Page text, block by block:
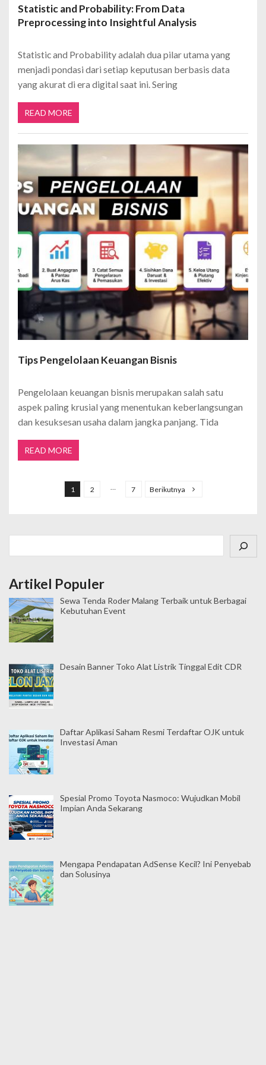
Statistic and Probability: From Data
Preprocessing into Insightful Analysis
Statistic and Probability adalah dua pilar utama yang
menjadi pondasi dari setiap keputusan berbasis data
yang akurat di era digital saat ini. Sering
READ MORE
Tips Pengelolaan Keuangan Bisnis
Pengelolaan keuangan bisnis merupakan salah satu
aspek paling krusial yang menentukan keberlangsungan
dan kesuksesan usaha dalam jangka panjang. Tida
READ MORE
n
a
i
p
o
s
1 2 … 7 Berikutnya
Artikel Populer
Sewa Tenda Roder Malang Terbaik untuk Berbagai
Kebutuhan Event
Desain Banner Toko Alat Listrik Tinggal Edit CDR
Daftar Aplikasi Saham Resmi Terdaftar OJK untuk
Investasi Aman
Spesial Promo Toyota Nasmoco: Wujudkan Mobil
Impian Anda Sekarang
Mengapa Pendapatan AdSense Kecil? Ini Penyebab
dan Solusinya